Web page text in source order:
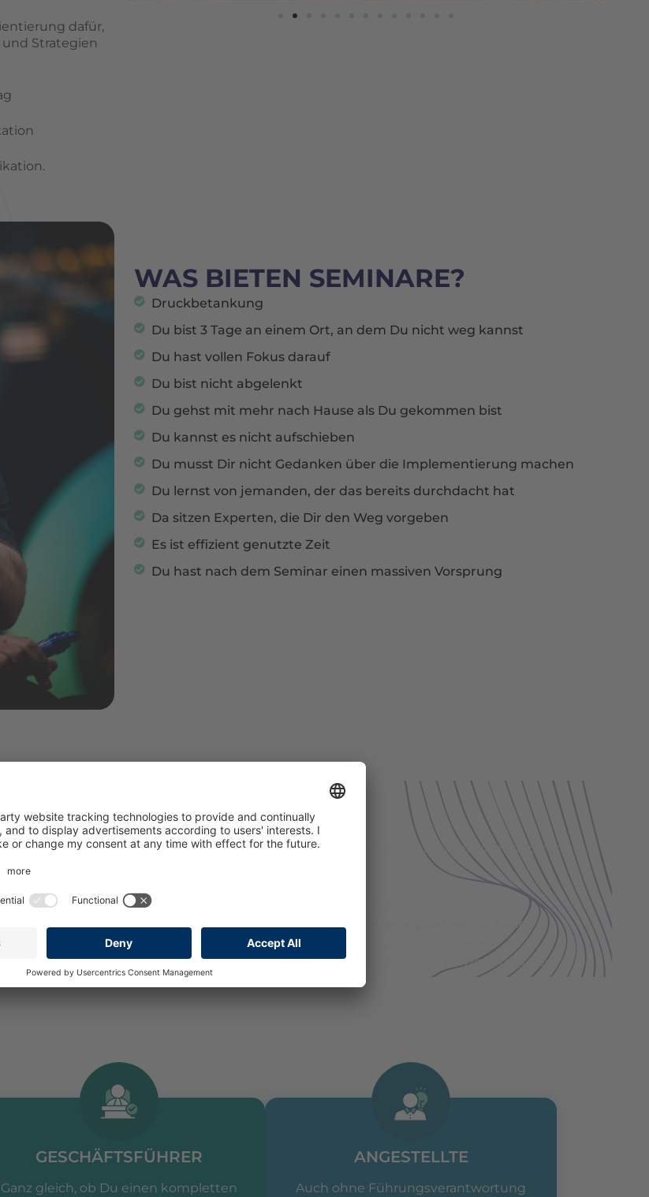
dafür,
Strategien
WAS BIETEN SEMINARE?
Druckbetankung
Du bist 3 Tage an einem Ort, an dem Du nicht weg kannst
Du hast vollen Fokus darauf
Du bist nicht abgelenkt
Du gehst mit mehr nach Hause als Du gekommen bist
Du kannst es nicht aufschieben
Du musst Dir nicht Gedanken über die Implementierung machen
Du lernst von jemanden, der das bereits durchdacht hat
Da sitzen Experten, die Dir den Weg vorgeben
Es ist effizient genutzte Zeit
Du hast nach dem Seminar einen massiven Vorsprung
DIESE INTENSIVSEMINARE
selbständig bist und ein kleines Team führst, Unternehmer mit mehreren Standorten
Team hast.
kommunizieren wollen.
Für jeden, der seine Gesprächsführung in den 21
möchte.Egal wo Du gerade stehst und welche Herausforderung Du vor Dir hast.
sprachlichen Grenzen und Deine Fähigkeit noch besser zu kommunizieren
Du als Kommunikator wirklich wirkstund durch die konsequente Anwendung der
GESCHÄFTSFÜHRER
Ganz gleich, ob Du einen kompletten
ANGESTELLTE
Auch ohne Führungsverantwortung